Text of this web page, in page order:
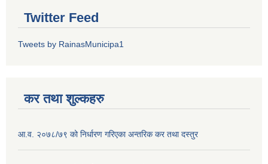
Twitter Feed
Tweets by RainasMunicipa1
कर तथा शुल्कहरु
आ.व. २०७८/७९ को निर्धारण गरिएका अन्तरिक कर तथा दस्तुर